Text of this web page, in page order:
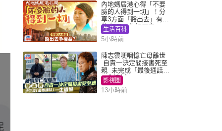
內地媽居港心得「不要
臉的人得到一切」！分
享3方面「豁出去」有著
數 網民：你好厲害
生活百科
5小時前
陳志雲哽咽憶亡母離世
自責一決定間接害死至
親 未完成「最後通話」
一生遺憾
影視圈
13小時前